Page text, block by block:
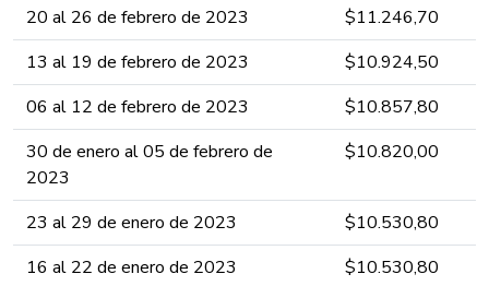
20 al 26 de febrero ​​​​de 2023 ​​​​​​​​​
​$11.246,7​​​​0​​​​​​​​​​​
13 al 19 de febrero ​​​​de 2023 ​​​​​​​​
​$10.924,5​​​0​​​​​​​​​​​
06 al 12 de febrero ​​​​de 2023 ​​​​​​​​
​$10.857,8​​0​​​​​​​​​​​
30 de enero al 05 de febrero ​​​​de
2023 ​​​​​​​​
​$10.820,0​​0​​​​​​​​​​​
23 al 29 de enero ​​​​de 2023 ​​​​​​​​
​$10.530,8​​0​​​​​​​​​​​
16 al 22 de enero ​​​​de 2023 ​​​​​​​​
​$10.530,8​​0​​​​​​​​​​​